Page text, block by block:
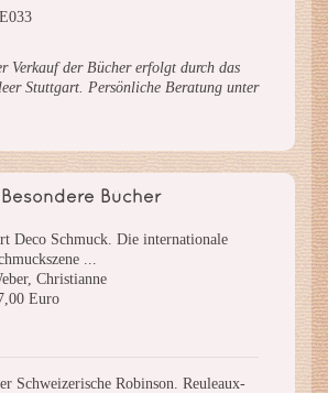
Verkauf der Bücher erfolgt durch das
Stuttgart. Persönliche Beratung unter
Besondere Bücher
Deco Schmuck. Die internationale
...
Christianne
Euro
Schweizerische Robinson. Reuleaux-